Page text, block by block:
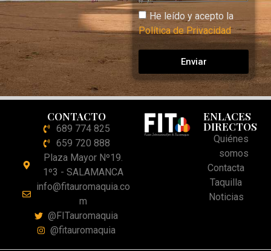
He leído y acepto la
Política de Privacidad
Enviar
CONTACTO
689 774 825
659 720 888
Plaza Mayor Nº19.
1º3 - SALAMANCA
info@fitauromaquia.co
m
@FITauromaquia
@fitauromaquia
ENLACES
DIRECTOS
Quiénes
somos
Contacta
Taquilla
Noticias